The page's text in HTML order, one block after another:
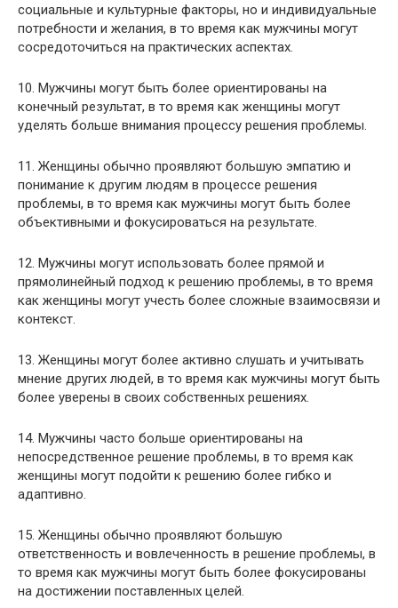
социальные и культурные факторы, но и индивидуальные
потребности и желания, в то время как мужчины могут
сосредоточиться на практических аспектах.
10. Мужчины могут быть более ориентированы на
конечный результат, в то время как женщины могут
уделять больше внимания процессу решения проблемы.
11. Женщины обычно проявляют большую эмпатию и
понимание к другим людям в процессе решения
проблемы, в то время как мужчины могут быть более
объективными и фокусироваться на результате.
12. Мужчины могут использовать более прямой и
прямолинейный подход к решению проблемы, в то время
как женщины могут учесть более сложные взаимосвязи и
контекст.
13. Женщины могут более активно слушать и учитывать
мнение других людей, в то время как мужчины могут быть
более уверены в своих собственных решениях.
14. Мужчины часто больше ориентированы на
непосредственное решение проблемы, в то время как
женщины могут подойти к решению более гибко и
адаптивно.
15. Женщины обычно проявляют большую
ответственность и вовлеченность в решение проблемы, в
то время как мужчины могут быть более фокусированы
на достижении поставленных целей.